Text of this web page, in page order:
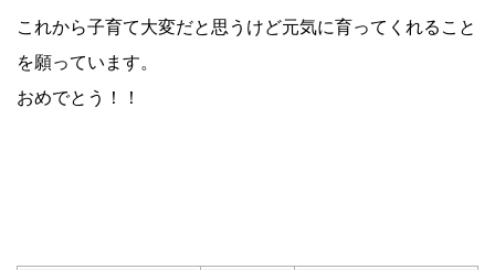
これから子育て大変だと思うけど元気に育ってくれること
を願っています。
おめでとう！！